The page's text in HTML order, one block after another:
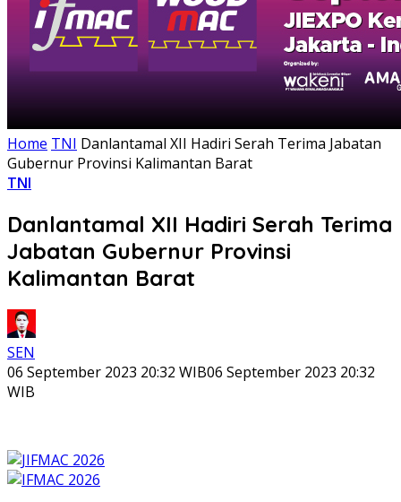
Home TNI Danlantamal XII Hadiri Serah Terima Jabatan
Gubernur Provinsi Kalimantan Barat
TNI
Danlantamal XII Hadiri Serah Terima
Jabatan Gubernur Provinsi
Kalimantan Barat
SEN
06 September 2023 20:32 WIB06 September 2023 20:32
WIB